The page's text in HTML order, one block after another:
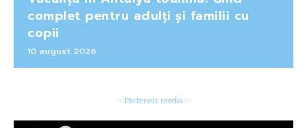
complet pentru adulți și familii cu
copii
10 august 2026
- Parteneri media -